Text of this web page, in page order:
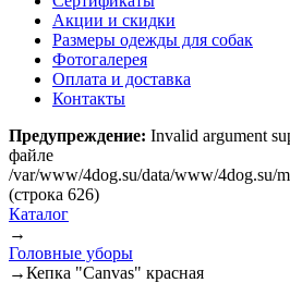
Акции и скидки
Размеры одежды для собак
Фотогалерея
Оплата и доставка
Контакты
Предупреждение: Invalid argument
файле
/var/www/4dog.su/data/www/4dog.su/
(строка 626)
Каталог
→
Головные уборы
→Кепка "Canvas" красная